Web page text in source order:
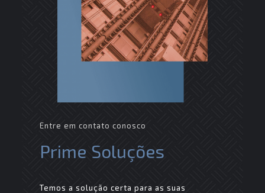
Entre em contato conosco
Prime Soluções
Temos a solução certa para as suas